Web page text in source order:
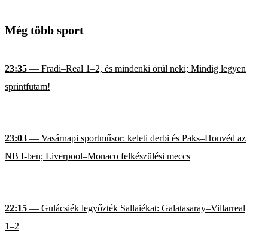
Még több sport
23:35 — Fradi–Real 1–2, és mindenki örül neki; Mindig legyen
sprintfutam!
23:03 — Vasárnapi sportműsor: keleti derbi és Paks–Honvéd az
NB I-ben; Liverpool–Monaco felkészülési meccs
22:15 — Gulácsiék legyőzték Sallaiékat: Galatasaray–Villarreal
1–2